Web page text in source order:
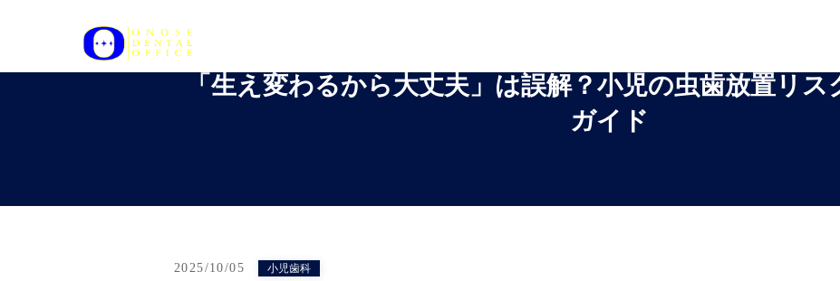
「生え変わるから大丈夫」は誤解？小児の虫歯放置リ
ガイド
2025/10/05 小児歯科